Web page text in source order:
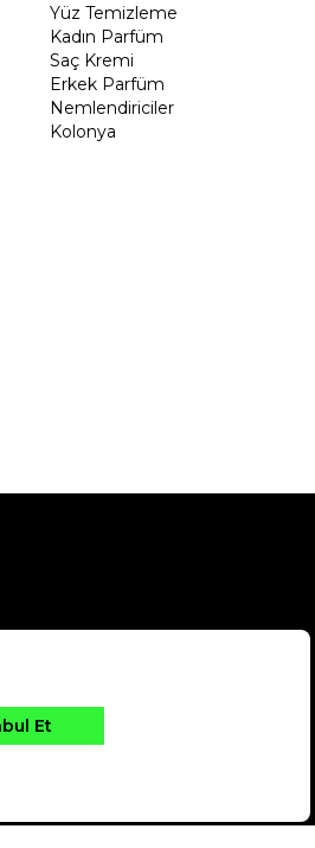
Yüz Temizleme
Kadın Parfüm
Saç Kremi
Erkek Parfüm
Nemlendiriciler
Kolonya